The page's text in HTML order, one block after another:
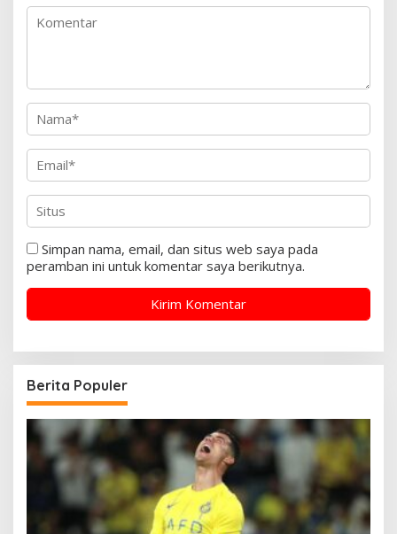
Simpan nama, email, dan situs web saya pada
peramban ini untuk komentar saya berikutnya.
Berita Populer